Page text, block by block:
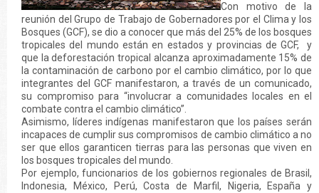
Con motivo de la
reunión del Grupo de Trabajo de Gobernadores por el Clima y los
Bosques (GCF), se dio a conocer que más del 25% de los bosques
tropicales del mundo están en estados y provincias de GCF, y
que la deforestación tropical alcanza aproximadamente 15% de
la contaminación de carbono por el cambio climático, por lo que
integrantes del GCF manifestaron, a través de un comunicado,
su compromiso para “involucrar a comunidades locales en el
combate contra el cambio climático”.
Asimismo, líderes indígenas manifestaron que los países serán
incapaces de cumplir sus compromisos de cambio climático a no
ser que ellos garanticen tierras para las personas que viven en
los bosques tropicales del mundo.
Por ejemplo, funcionarios de los gobiernos regionales de Brasil,
Indonesia, México, Perú, Costa de Marfil, Nigeria, España y